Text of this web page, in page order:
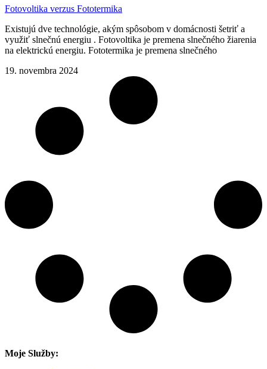
Fotovoltika verzus Fototermika
Existujú dve technológie, akým spôsobom v domácnosti šetriť a
využiť slnečnú energiu . Fotovoltika je premena slnečného žiarenia
na elektrickú energiu. Fototermika je premena slnečného
19. novembra 2024
Moje Služby: